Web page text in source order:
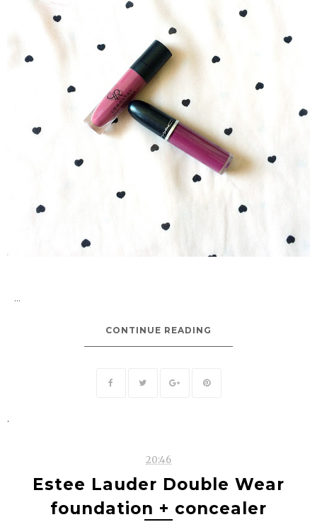
...
CONTINUE READING
.
20:46
Estee Lauder Double Wear
foundation + concealer